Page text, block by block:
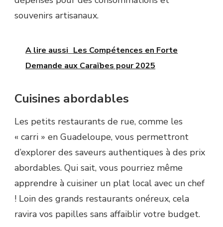
souvenirs artisanaux.
A lire aussi Les Compétences en Forte
Demande aux Caraïbes pour 2025
Cuisines abordables
Les petits restaurants de rue, comme les
« carri » en Guadeloupe, vous permettront
d’explorer des saveurs authentiques à des prix
abordables. Qui sait, vous pourriez même
apprendre à cuisiner un plat local avec un chef
! Loin des grands restaurants onéreux, cela
ravira vos papilles sans affaiblir votre budget.